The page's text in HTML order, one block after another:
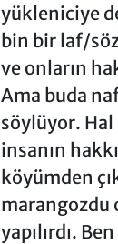
yükleniciye
bin bir laf/
ve onların
Ama buda
söylüyor. Hal
insanın
köyümden
marangozdu
yapılırdı.